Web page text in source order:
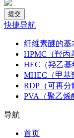
快捷导航
纤维素醚的基
HPMC（羟丙
HEC（羟乙基
MHEC（甲基
RDP（可再分
PVA（聚乙烯
导航
首页